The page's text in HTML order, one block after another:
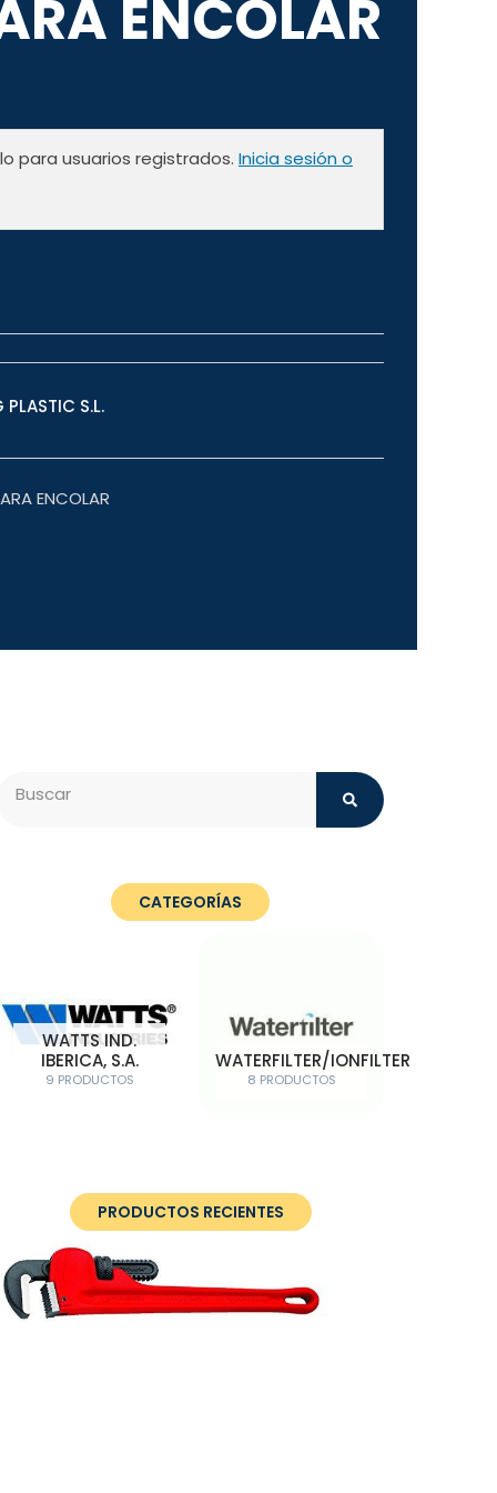
ENCOLAR
para usuarios registrados. Inicia sesión o
PLASTIC S.L.
ENCOLAR
CATEGORÍAS
WATTS IND.
IBERICA, S.A.
9 PRODUCTOS
WATERFILTER/IONFILTER
8 PRODUCTOS
PRODUCTOS RECIENTES